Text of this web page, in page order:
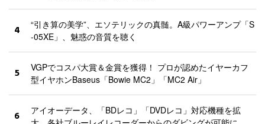
4
“引き算の美学”、エソテリックの真髄。A級パワーアンプ「S
-05XE」、魅惑の音質を聴く
5
VGPでコスパ大賞＆金賞を獲得！ プロが認めたイヤーカフ
型イヤホンBaseus「Bowie MC2」「MC2 Air」
6
アイオーデータ、「BDレコ」「DVDレコ」対応機種を拡